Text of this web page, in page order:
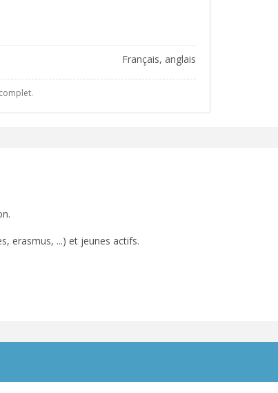
français, anglais
erasmus, ...) et jeunes actifs.